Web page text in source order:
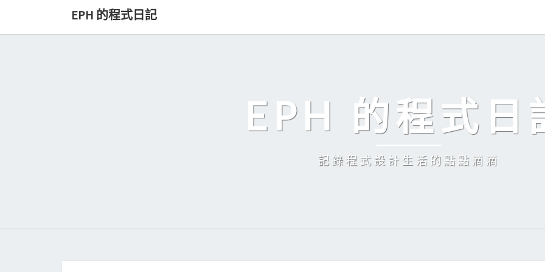
EPH 的程式日記
EPH 的程式日
記錄程式設計生活的點點滴滴